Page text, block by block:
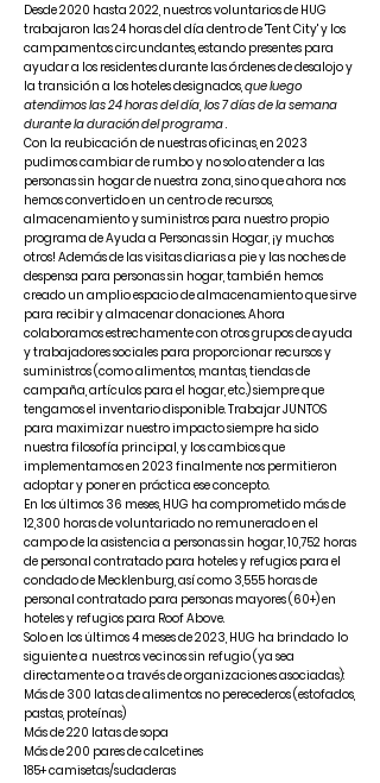
Desde 2020 hasta 2022, nuestros voluntarios de HUG
trabajaron las 24 horas del día dentro de 'Tent City' y los
campamentos circundantes, estando presentes para
ayudar a los residentes durante las órdenes de desalojo y
la transición a los hoteles designados,que luego
atendimos las 24 horas del día, los 7 días de la semana
durante la duración del programa.
Con la reubicación de nuestras oficinas, en 2023
pudimos cambiar de rumbo y no solo atender a las
personas sin hogar de nuestra zona, sino que ahora nos
hemos convertido en un centro de recursos,
almacenamiento y suministros para nuestro propio
programa de Ayuda a Personas sin Hogar, ¡y muchos
otros! Además de las visitas diarias a pie y las noches de
despensa para personas sin hogar, también hemos
creado un amplio espacio de almacenamiento que sirve
para recibir y almacenar donaciones. Ahora
colaboramos estrechamente con otros grupos de ayuda
y trabajadores sociales para proporcionar recursos y
suministros (como alimentos, mantas, tiendas de
campaña, artículos para el hogar, etc.) siempre que
tengamos el inventario disponible. Trabajar JUNTOS
para maximizar nuestro impacto siempre ha sido
nuestra filosofía principal, y los cambios que
implementamos en 2023 finalmente nos permitieron
adoptar y poner en práctica ese concepto.
En los últimos 36 meses, HUG ha comprometido más de
12,300 horas de voluntariado no remunerado en el
campo de la asistencia a personas sin hogar, 10,752 horas
de personal contratado para hoteles y refugios para el
condado de Mecklenburg, así como 3,555 horas de
personal contratado para personas mayores (60+) en
hoteles y refugios para Roof Above.
Solo en los últimos 4 meses de 2023, HUG ha brindado lo
siguiente a nuestros vecinos sin refugio (ya sea
directamente o a través de organizaciones asociadas):
Más de 300 latas de alimentos no perecederos (estofados,
pastas, proteínas)
Más de 220 latas de sopa
Más de 200 pares de calcetines
185+ camisetas/sudaderas